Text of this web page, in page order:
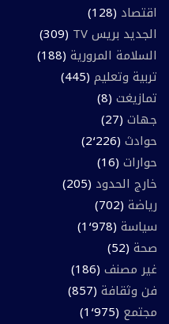
اقتصاد (128)
الجديد بريس TV
(309)
السلامة المرورية (188)
تربية وتعليم (445)
تمازيغت (8)
جهات (27)
حوادث (2٬226)
حوارات (16)
خارج الحدود (205)
رياضة (702)
سياسة (1٬978)
صحة (52)
غير مصنف (186)
فن وثقافة (857)
مجتمع (1٬975)